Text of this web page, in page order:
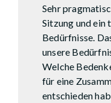
Sehr
Sitzung und ein
Bedürfnisse.
unsere
Welche
für eine
entschieden